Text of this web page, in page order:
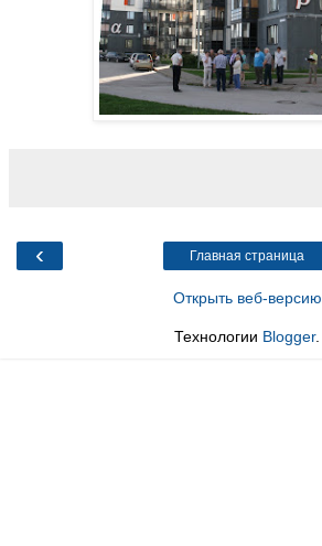
‹ Главная страница
Открыть веб-версию
Технологии Blogger.